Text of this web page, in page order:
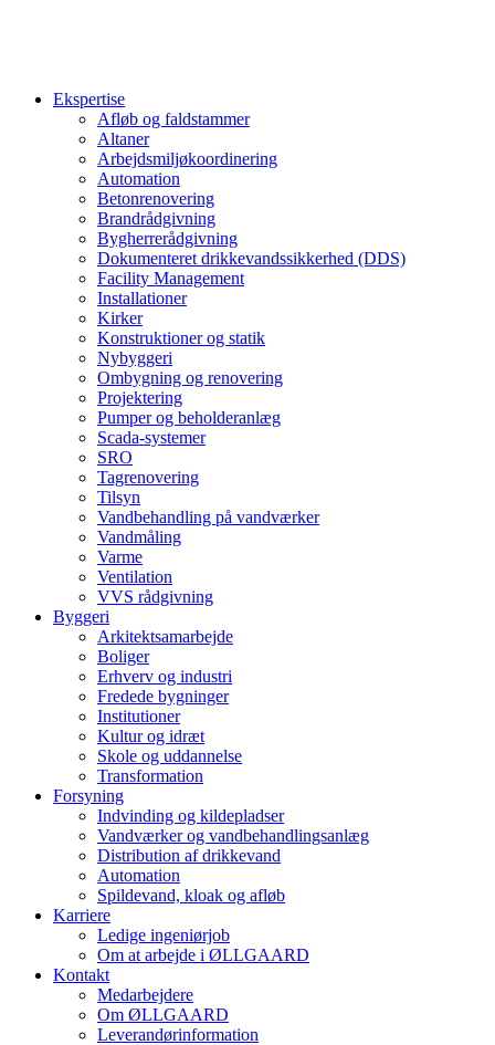
Ekspertise
Afløb og faldstammer
Altaner
Arbejdsmiljøkoordinering
Automation
Betonrenovering
Brandrådgivning
Bygherrerådgivning
Dokumenteret drikkevandssikkerhed (DDS)
Facility Management
Installationer
Kirker
Konstruktioner og statik
Nybyggeri
Ombygning og renovering
Projektering
Pumper og beholderanlæg
Scada-systemer
SRO
Tagrenovering
Tilsyn
Vandbehandling på vandværker
Vandmåling
Varme
Ventilation
VVS rådgivning
Byggeri
Arkitektsamarbejde
Boliger
Erhverv og industri
Fredede bygninger
Institutioner
Kultur og idræt
Skole og uddannelse
Transformation
Forsyning
Indvinding og kildepladser
Vandværker og vandbehandlingsanlæg
Distribution af drikkevand
Automation
Spildevand, kloak og afløb
Karriere
Ledige ingeniørjob
Om at arbejde i ØLLGAARD
Kontakt
Medarbejdere
Om ØLLGAARD
Leverandørinformation